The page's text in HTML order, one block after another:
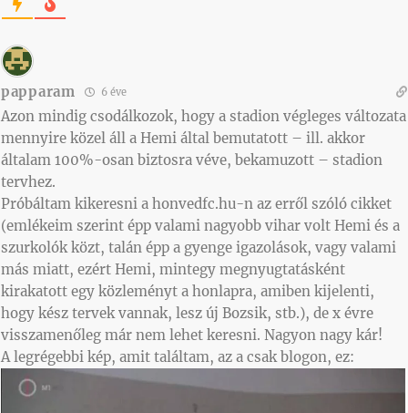
papparam 6 éve
Azon mindig csodálkozok, hogy a stadion végleges változata
mennyire közel áll a Hemi által bemutatott – ill. akkor
általam 100%-osan biztosra véve, bekamuzott – stadion
tervhez.
Próbáltam kikeresni a honvedfc.hu-n az erről szóló cikket
(emlékeim szerint épp valami nagyobb vihar volt Hemi és a
szurkolók közt, talán épp a gyenge igazolások, vagy valami
más miatt, ezért Hemi, mintegy megnyugtatásként
kirakatott egy közleményt a honlapra, amiben kijelenti,
hogy kész tervek vannak, lesz új Bozsik, stb.), de x évre
visszamenőleg már nem lehet keresni. Nagyon nagy kár!
A legrégebbi kép, amit találtam, az a csak blogon, ez: